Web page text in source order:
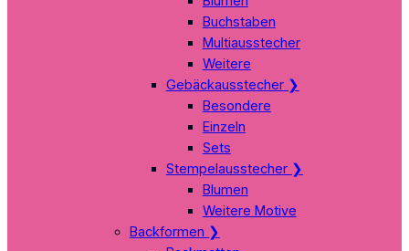
Buchstaben
Multiausstecher
Weitere
Gebäckausstecher ❯
Besondere
Einzeln
Sets
Stempelausstecher ❯
Blumen
Weitere Motive
Backformen ❯